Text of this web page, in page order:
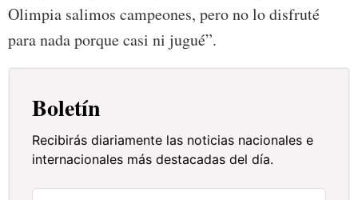
Olimpia salimos campeones, pero no lo disfruté
para nada porque casi ni jugué”.
Boletín
Recibirás diariamente las noticias nacionales e
internacionales más destacadas del día.